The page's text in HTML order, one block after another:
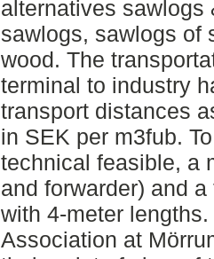
alternatives sawlogs
sawlogs, sawlogs of
wood. The
terminal to industry
transport distances
in SEK per m3fub.
technical feasible, a
and forwarder) and
with 4-meter
Association at